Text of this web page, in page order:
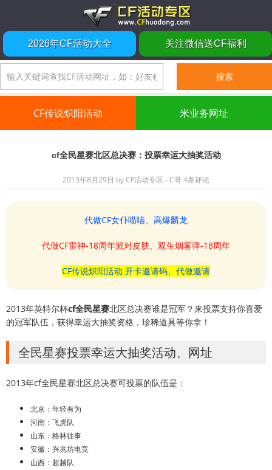
2026年CF活动大全 关注微信送CF福利
CF传说炽阳活动 米业务网址
cf全民星赛北区总决赛：投票幸运大抽奖活动
2013年8月29日 byCF活动专区 - C哥4条评论
代做CF女仆喵喵、高爆麟龙
代做CF雷神-18周年派对皮肤、双生烟雾弹-18周年
CF传说炽阳活动 开卡邀请码、代做邀请
2013年英特尔杯cf全民星赛北区总决赛谁是冠军？来投票支持你喜爱
的冠军队伍，获得幸运大抽奖资格，珍稀道具等你拿！
全民星赛投票幸运大抽奖活动、网址
2013年cf全民星赛北区总决赛可投票的队伍是：
北京：年轻有为
河南：飞虎队
山东：格林往事
安徽：兴兆坊电竞
山西：超越队